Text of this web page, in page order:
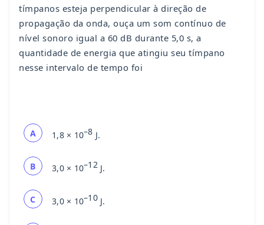
tímpanos esteja perpendicular à direção de
propagação da onda, ouça um som contínuo de
nível sonoro igual a 60 dB durante 5,0 s, a
quantidade de energia que atingiu seu tímpano
nesse intervalo de tempo foi
A 1,8 × 10–8 J.
B 3,0 × 10–12J.
C 3,0 × 10–10J.